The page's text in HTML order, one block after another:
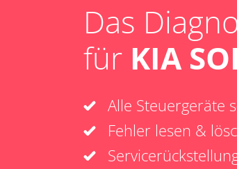
Das
für KIA
Alle Steuergeräte
Fehler lesen &